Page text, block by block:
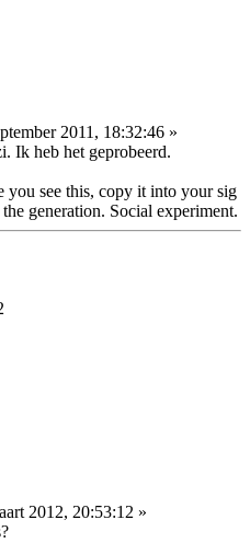
2011, 18:32:46 »
Ik heb het geprobeerd.
see this, copy it into your sig
generation. Social experiment.
2012, 20:53:12 »